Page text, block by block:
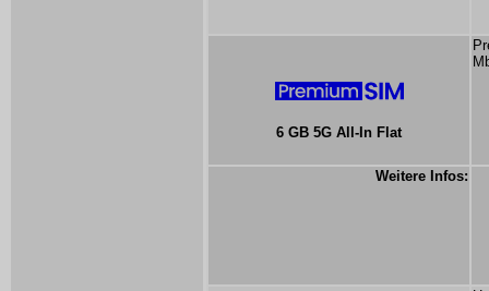
6 GB 5G All-In Flat
Weitere Infos: